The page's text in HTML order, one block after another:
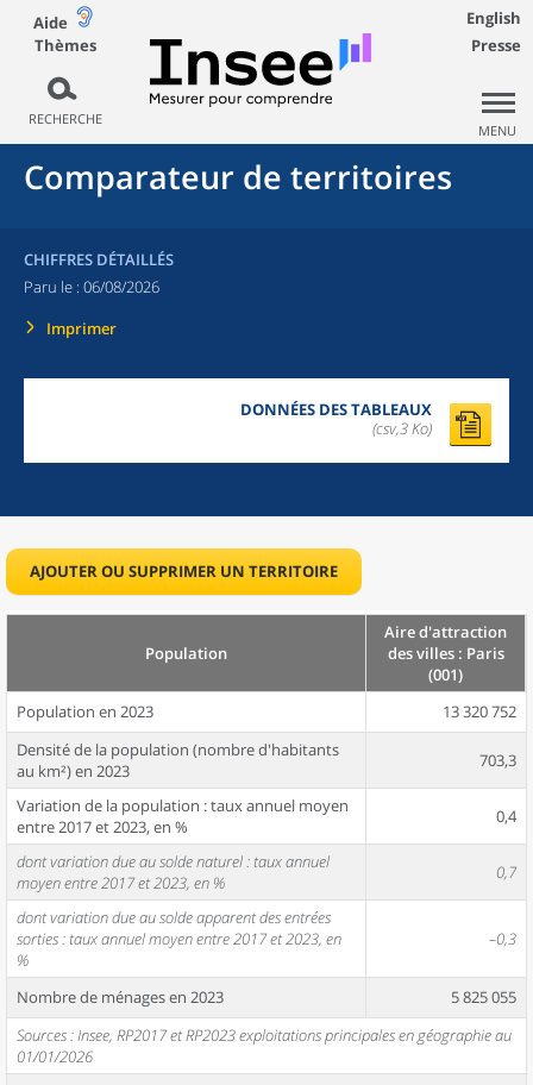
Aide
Thèmes
RECHERCHE
English
Presse
MENU
Comparateur de territoires
CHIFFRES DÉTAILLÉS
Paru le : 06/08/2026
Imprimer
DONNÉES DES TABLEAUX
(csv,3 Ko)
AJOUTER OU SUPPRIMER UN TERRITOIRE
Population
Aire d'attraction
des villes : Paris
(001)
Population en 2023
13 320 752
Densité de la population (nombre d'habitants
au km²) en 2023
703,3
Variation de la population : taux annuel moyen
entre 2017 et 2023, en %
0,4
dont variation due au solde naturel : taux annuel
moyen entre 2017 et 2023, en %
0,7
dont variation due au solde apparent des entrées
sorties : taux annuel moyen entre 2017 et 2023, en
%
–0,3
Nombre de ménages en 2023
5 825 055
Sources : Insee, RP2017 et RP2023 exploitations principales en géographie au
01/01/2026